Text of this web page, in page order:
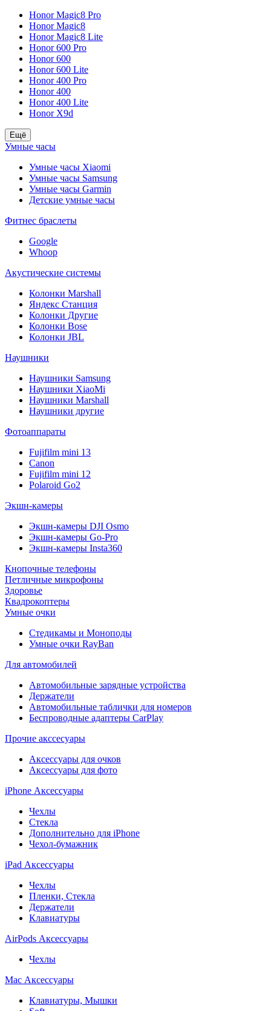
Honor Magic8 Pro
Honor Magic8
Honor Magic8 Lite
Honor 600 Pro
Honor 600
Honor 600 Lite
Honor 400 Pro
Honor 400
Honor 400 Lite
Honor X9d
Ещё
Умные часы
Умные часы Xiaomi
Умные часы Samsung
Умные часы Garmin
Детские умные часы
Фитнес браслеты
Google
Whoop
Акустические системы
Колонки Marshall
Яндекс Станция
Колонки Другие
Колонки Bose
Колонки JBL
Наушники
Наушники Samsung
Наушники XiaoMi
Наушники Marshall
Наушники другие
Фотоаппараты
Fujifilm mini 13
Canon
Fujifilm mini 12
Polaroid Go2
Экшн-камеры
Экшн-камеры DJI Osmo
Экшн-камеры Go-Pro
Экшн-камеры Insta360
Кнопочные телефоны
Петличные микрофоны
Здоровье
Квадрокоптеры
Умные очки
Стедикамы и Моноподы
Умные очки RayBan
Для автомобилей
Автомобильные зарядные устройства
Держатели
Автомобильные таблички для номеров
Беспроводные адаптеры CarPlay
Прочие акссесуары
Аксессуары для очков
Аксессуары для фото
iPhone Аксессуары
Чехлы
Стекла
Дополнительно для iPhone
Чехол-бумажник
iPad Аксессуары
Чехлы
Пленки, Стекла
Держатели
Клавиатуры
AirPods Аксессуары
Чехлы
Mac Аксессуары
Клавиатуры, Мышки